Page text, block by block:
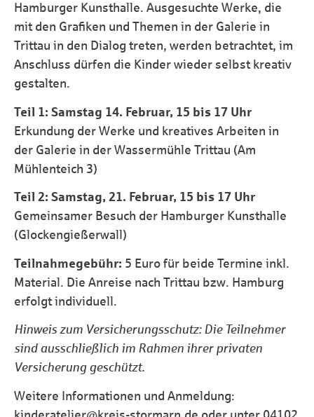
Hamburger Kunsthalle. Ausgesuchte Werke, die
mit den Grafiken und Themen in der Galerie in
Trittau in den Dialog treten, werden betrachtet, im
Anschluss dürfen die Kinder wieder selbst kreativ
gestalten.
Teil 1: Samstag 14. Februar, 15 bis 17 Uhr
Erkundung der Werke und kreatives Arbeiten in
der Galerie in der Wassermühle Trittau (Am
Mühlenteich 3)
Teil 2: Samstag, 21. Februar, 15 bis 17 Uhr
Gemeinsamer Besuch der Hamburger Kunsthalle
(Glockengießerwall)
Teilnahmegebühr: 5 Euro für beide Termine inkl.
Material. Die Anreise nach Trittau bzw. Hamburg
erfolgt individuell.
Hinweis zum Versicherungsschutz: Die Teilnehmer
sind ausschließlich im Rahmen ihrer privaten
Versicherung geschützt.
Weitere Informationen und Anmeldung: